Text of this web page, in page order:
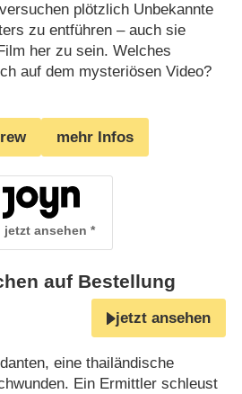
plötzlich Unbekannte
zu entführen – auch sie
her zu sein. Welches
auf dem mysteriösen Video?
mehr Infos
jetzt ansehen
auf Bestellung
jetzt ansehen
eine thailändische
Ein Ermittler schleust